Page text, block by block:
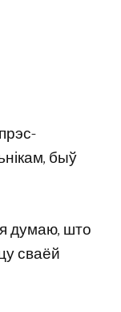
быў
думаю, што
сваёй